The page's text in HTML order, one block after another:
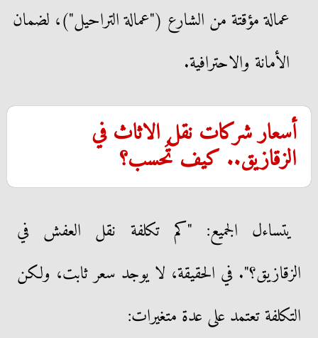
عمالة مؤقتة من الشارع ("عمالة التراحيل")، لضمان
الأمانة والاحترافية.
أسعار شركات نقل الاثاث في
الزقازيق.. كيف تُحسب؟
يتساءل الجميع: "كم تكلفة نقل العفش في
الزقازيق؟". في الحقيقة، لا يوجد سعر ثابت، ولكن
التكلفة تعتمد على عدة متغيرات: